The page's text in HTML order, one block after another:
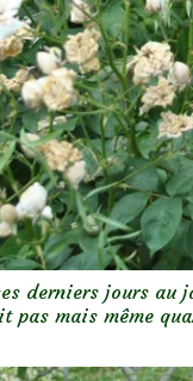
derniers jours
pas mais même